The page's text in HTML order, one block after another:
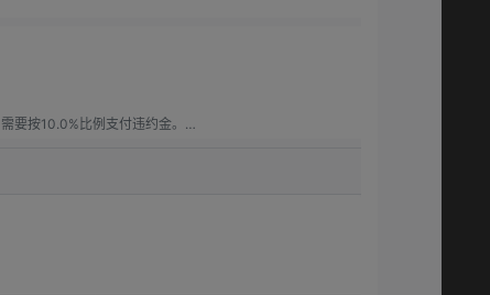
要按10.0%比例支付违约金。
比例支付违约金。